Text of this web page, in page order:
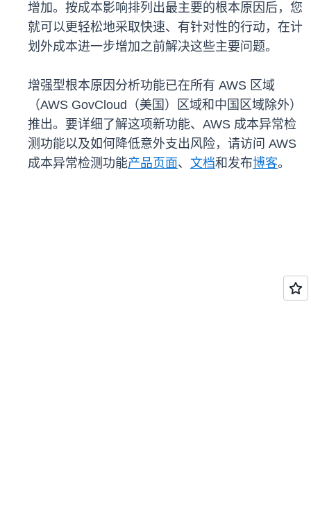
增加。按成本影响排列出最主要的根本原因后，您
就可以更轻松地采取快速、有针对性的行动，在计
划外成本进一步增加之前解决这些主要问题。
增强型根本原因分析功能已在所有 AWS 区域
（AWS GovCloud（美国）区域和中国区域除外）
推出。要详细了解这项新功能、AWS 成本异常检
测功能以及如何降低意外支出风险，请访问 AWS
成本异常检测功能产品页面、 文档和发布博客。